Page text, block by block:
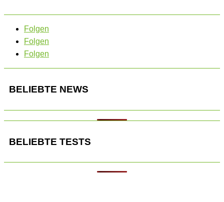
Folgen
Folgen
Folgen
BELIEBTE NEWS
BELIEBTE TESTS